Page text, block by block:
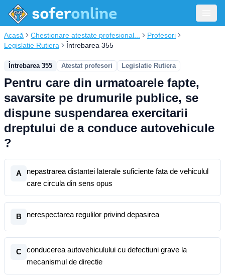
Acasă Chestionare atestate profesional...
Profesori
Legislatie Rutiera
Întrebarea 355
Întrebarea 355 Atestat profesori Legislatie Rutiera
Pentru care din urmatoarele fapte,
savarsite pe drumurile publice, se
dispune suspendarea exercitarii
dreptului de a conduce autovehicule
?
A
nepastrarea distantei laterale suficiente fata de vehiculul
care circula din sens opus
B nerespectarea regulilor privind depasirea
C
conducerea autovehiculului cu defectiuni grave la
mecanismul de directie